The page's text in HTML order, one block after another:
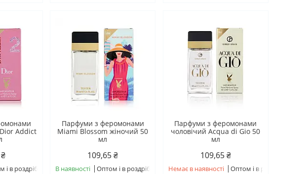
Addict
і в роздріб
Парфуми з феромонами
Miami Blossom жіночий 50
мл
109,65 ₴
В наявності
Оптом і в роздріб
Парфуми з феромонами
чоловічий Acqua di Gio 50
мл
109,65 ₴
Немає в наявності
Оптом і в роздріб